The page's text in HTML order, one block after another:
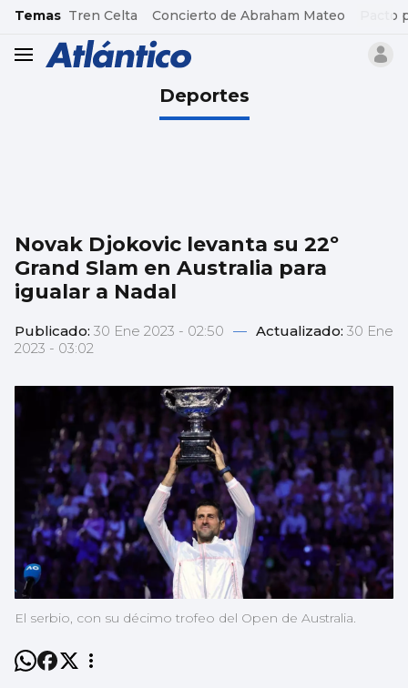
common.go-to-content
Temas Tren Celta Concierto de Abraham Mateo Pacto
header.menu.open
Deportes
Novak Djokovic levanta su 22º
Grand Slam en Australia para
igualar a Nadal
Publicado: 30 Ene 2023 - 02:50 — Actualizado: 30 Ene
2023 - 03:02
El serbio, con su décimo trofeo del Open de Australia.